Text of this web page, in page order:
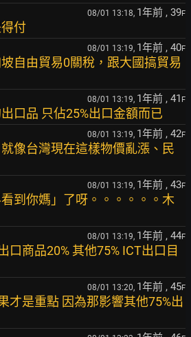
08/01 13:18, 1年前 , 39F
付
08/01 13:19, 1年前 , 40F
自由貿易0關稅，跟大國搞貿易
08/01 13:19, 1年前 , 41 F
口品 只佔25%出口金額而已
08/01 13:19, 1年前 , 42F
像台灣現在這樣物價亂漲、民
08/01 13:19, 1年前 , 43F
到你媽」了呀。。。。。。木
08/01 13:19, 1年前 , 44F
口商品20% 其他75% ICT出口目
08/01 13:20, 1年前 , 45F
才是重點 因為那影響其他75%出